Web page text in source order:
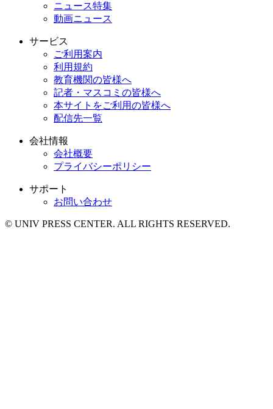
ニュース特集
動画ニュース
サービス
ご利用案内
利用規約
教育機関の皆様へ
記者・マスコミの皆様へ
本サイトをご利用の皆様へ
配信先一覧
会社情報
会社概要
プライバシーポリシー
サポート
お問い合わせ
© UNIV PRESS CENTER. ALL RIGHTS RESERVED.